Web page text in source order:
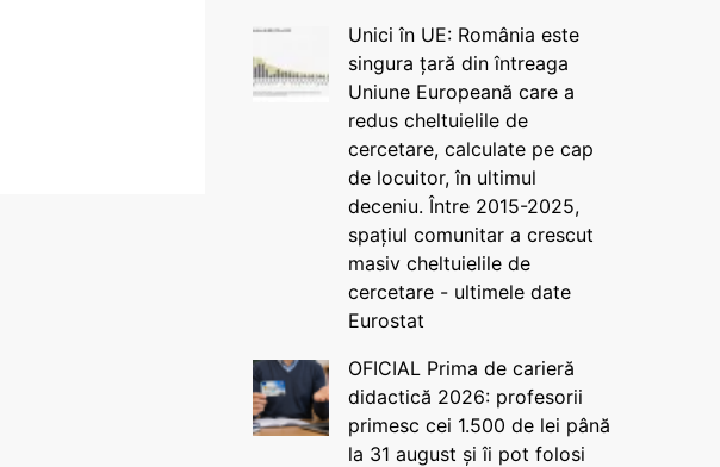
Unici în UE: România este
singura țară din întreaga
Uniune Europeană care a
redus cheltuielile de
cercetare, calculate pe cap
de locuitor, în ultimul
deceniu. Între 2015-2025,
spațiul comunitar a crescut
masiv cheltuielile de
cercetare - ultimele date
Eurostat
OFICIAL Prima de carieră
didactică 2026: profesorii
primesc cei 1.500 de lei până
la 31 august și îi pot folosi